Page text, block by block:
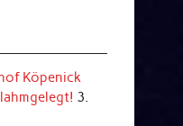
Köpenick
3.